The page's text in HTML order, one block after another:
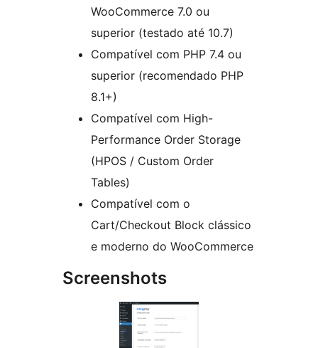
WooCommerce 7.0 ou
superior (testado até 10.7)
Compatível com PHP 7.4 ou
superior (recomendado PHP
8.1+)
Compatível com High-
Performance Order Storage
(HPOS / Custom Order
Tables)
Compatível com o
Cart/Checkout Block clássico
e moderno do WooCommerce
Screenshots